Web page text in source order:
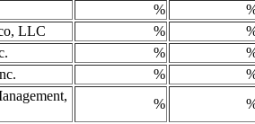
%
LLC
%
%
%
%